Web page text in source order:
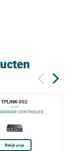
TPLINK-002
OC200
CONTROLLER ...
Bekijk prijs